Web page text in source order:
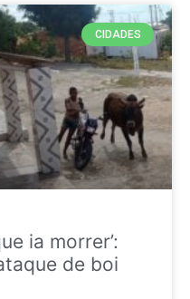
CIDADES
ia morrer’:
de boi